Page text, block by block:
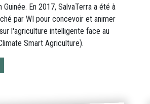
Guinée. En 2017, SalvaTerra a été à
par WI pour concevoir et animer
l'agriculture intelligente face au
Smart Agriculture).